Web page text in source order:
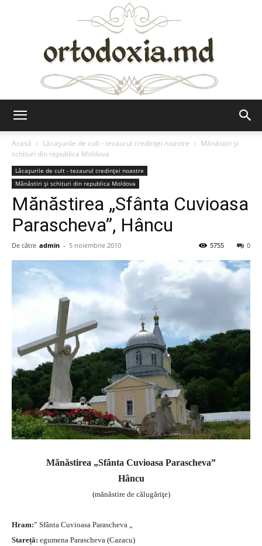
Acasă
Lăcaşurile de cult - tezaurul credinţei noastre
Mănăstiri şi
schituri din republica Moldova
Lăcaşurile de cult - tezaurul credinţei noastre
Mănăstiri şi schituri din republica Moldova
Mănăstirea „Sfânta Cuvioasa
Parascheva”, Hâncu
De către admin - 5 noiembrie 2010 0
5755
Mănăstirea „Sfânta Cuvioasa Parascheva”
Hâncu
(mănăstire de călugăriţe)
Hram:” Sfânta Cuvioasa Parascheva „
Stareță: egumena Parascheva (Cazacu)